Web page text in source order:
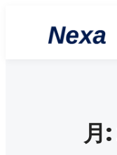
月: